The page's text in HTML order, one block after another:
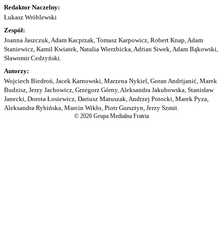
Redaktor Naczelny:
Łukasz Wróblewski
Zespół:
Joanna Jaszczuk, Adam Kacprzak, Tomasz Karpowicz, Robert Knap, Adam
Staniewicz, Kamil Kwiatek, Natalia Wierzbicka, Adrian Siwek, Adam Bąkowski,
Sławomir Cedzyński.
Autorzy:
Wojciech Biedroń, Jacek Karnowski, Marzena Nykiel, Goran Andrijanić, Marek
Budzisz, Jerzy Jachowicz, Grzegorz Górny, Aleksandra Jakubowska, Stanisław
Janecki, Dorota Łosiewicz, Dariusz Matuszak, Andrzej Potocki, Marek Pyza,
Aleksandra Rybińska, Marcin Wikło, Piotr Gursztyn, Jerzy Szmit.
© 2026 Grupa Medialna Fratria